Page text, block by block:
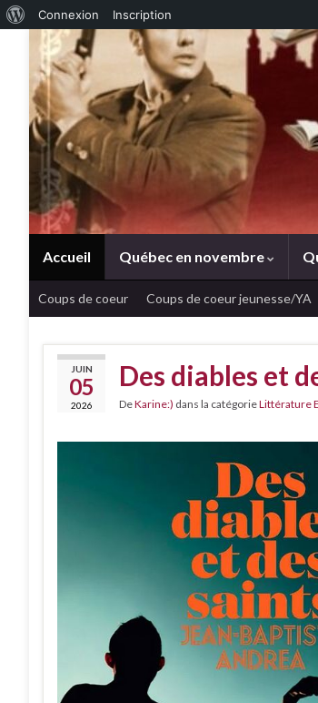
À propos de WordPress
Connexion Inscription
Accueil Québec en novembre
Coups de coeur Coups de coeur jeunesse/YA
JUIN
05
2026
Des diables et
DeKarine:) dans la catégorieLittérature